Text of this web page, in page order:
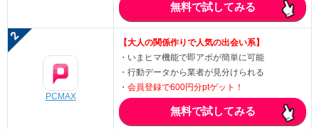
無料で試してみる
PCMAX
【大人の関係作りで人気の出会い系】
・いまヒマ機能で即アポが簡単に可能
・行動データから業者が見分けられる
・ 会員登録で600円分ptゲット！
無料で試してみる